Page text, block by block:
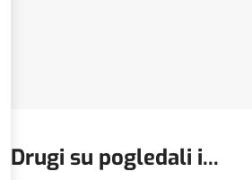
Drugi su pogledali i...